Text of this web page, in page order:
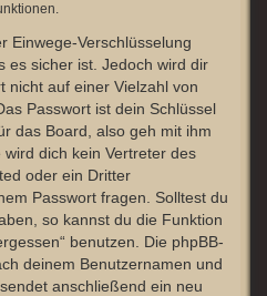
Einwege-Verschlüsselung
es sicher ist. Jedoch wird dir
nicht auf einer Vielzahl von
Passwort ist dein Schlüssel
das Board, also geh mit ihm
dich kein Vertreter des
oder ein Dritter
Passwort fragen. Solltest du
so kannst du die Funktion
benutzen. Die phpBB-
deinem Benutzernamen und
anschließend ein neu